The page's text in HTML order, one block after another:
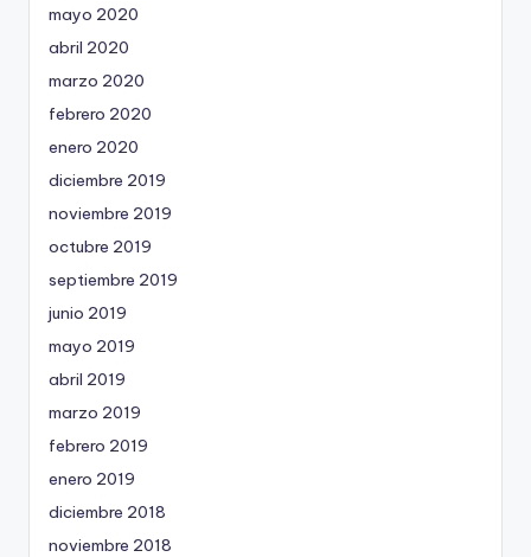
mayo 2020
abril 2020
marzo 2020
febrero 2020
enero 2020
diciembre 2019
noviembre 2019
octubre 2019
septiembre 2019
junio 2019
mayo 2019
abril 2019
marzo 2019
febrero 2019
enero 2019
diciembre 2018
noviembre 2018